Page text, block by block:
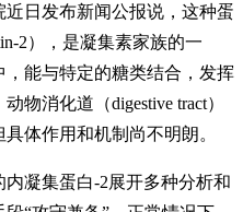
日发布新闻公报说，这种蛋
2），是凝集素家族的一
能与特定的糖类结合，发挥
物消化道（digestive tract）
体作用和机制尚不明朗。
凝集蛋白-2展开多种分析和